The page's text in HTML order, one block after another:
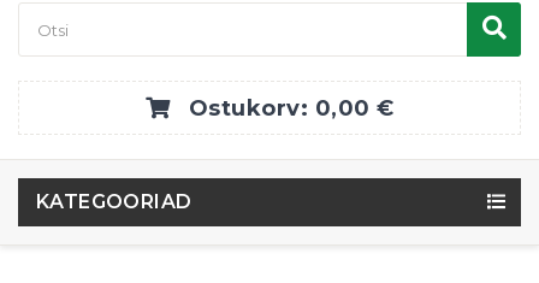
Ostukorv: 0,00 €
KATEGOORIAD